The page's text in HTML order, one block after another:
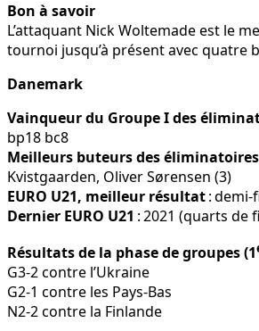
Bon à savoir
L’attaquant Nick Woltemade est le
tournoi jusqu’à présent avec quatre
Danemark
Vainqueur du Groupe I des
bp18 bc8
Meilleurs buteurs des éliminatoires
Kvistgaarden, Oliver Sørensen (3)
EURO U21, meilleur résultat: demi-
Dernier EURO U21 : 2021 (quarts de
Résultats de la phase de groupes (1
G3-2 contre l’Ukraine
G2-1 contre les Pays-Bas
N2-2 contre la Finlande